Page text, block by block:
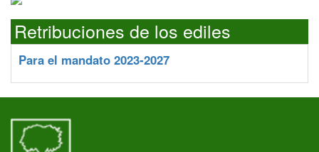
Retribuciones de los ediles
Para el mandato 2023-2027